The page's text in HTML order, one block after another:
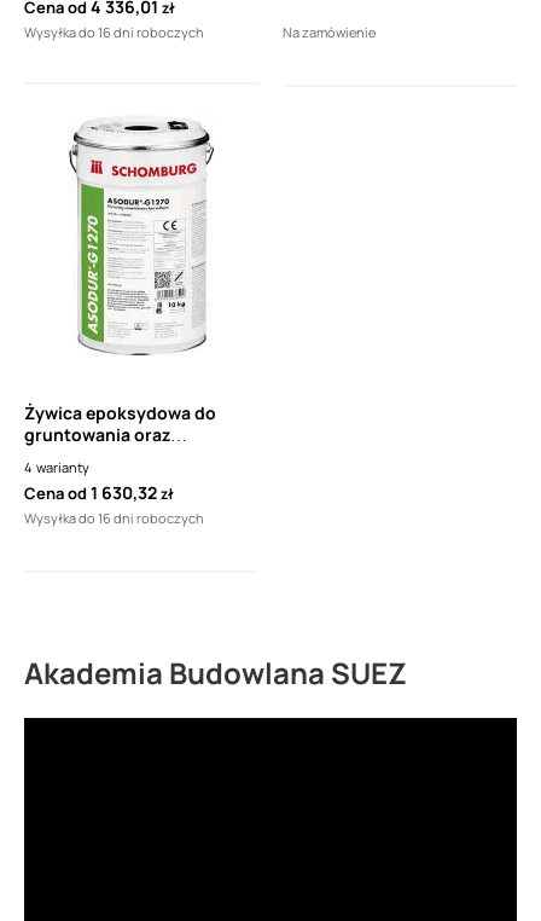
(INDUFLOOR-IB 1270)
Cena od4 336,01 zł
Wysyłka do 16 dni roboczych Na zamówienie
Żywica epoksydowa do
gruntowania oraz
ASODUR G1270
(INDUFLOOR-IB 1270)
4 warianty
Cena od1 630,32zł
Wysyłka do 16 dni roboczych
Akademia Budowlana SUEZ